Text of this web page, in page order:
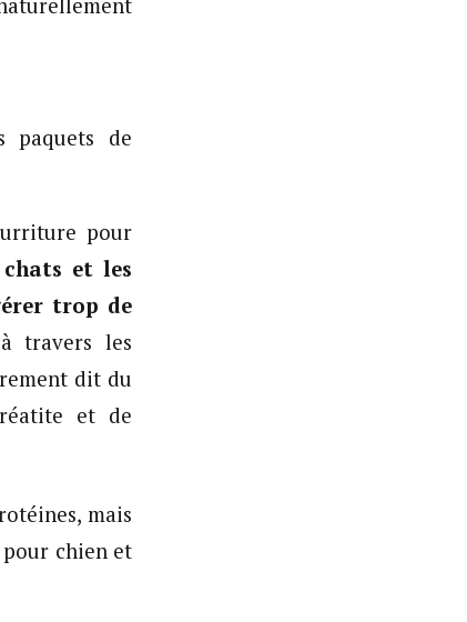
paquets de
pour
chats et les
trop de
travers les
dit du
et de
mais
chien et